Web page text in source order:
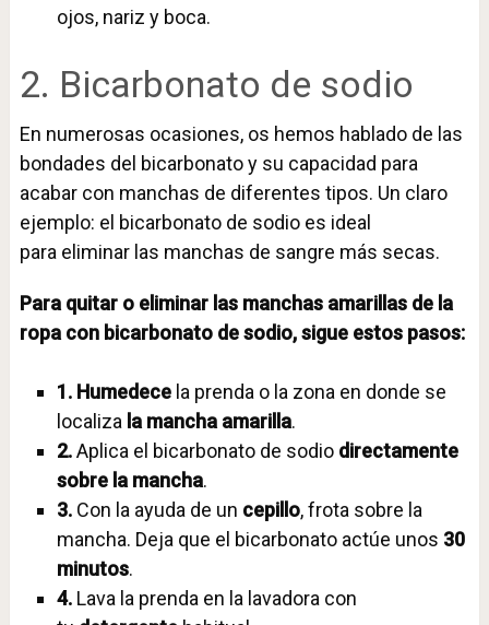
ojos, nariz y boca.
2. Bicarbonato de sodio
En numerosas ocasiones, os hemos hablado de las
bondades del bicarbonato y su capacidad para
acabar con manchas de diferentes tipos. Un claro
ejemplo: el bicarbonato de sodio es ideal
para eliminar las manchas de sangre más secas.
Para quitar o eliminar las manchas amarillas de la
ropa con bicarbonato de sodio, sigue estos pasos:
1. Humedece la prenda o la zona en donde se
localiza la mancha amarilla.
2.Aplica el bicarbonato de sodiodirectamente
sobre la mancha.
3.Con la ayuda de un cepillo, frota sobre la
mancha. Deja que el bicarbonato actúe unos 30
minutos.
4.Lava la prenda en la lavadora con